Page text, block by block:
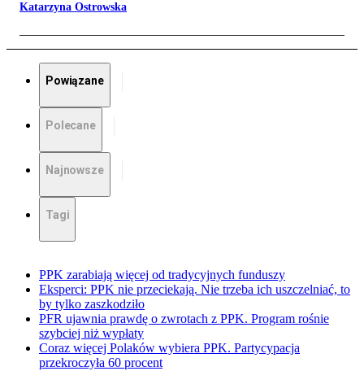
Katarzyna Ostrowska
Powiązane
Polecane
Najnowsze
Tagi
PPK zarabiają więcej od tradycyjnych funduszy
Eksperci: PPK nie przeciekają. Nie trzeba ich uszczelniać, to
by tylko zaszkodziło
PFR ujawnia prawdę o zwrotach z PPK. Program rośnie
szybciej niż wypłaty
Coraz więcej Polaków wybiera PPK. Partycypacja
przekroczyła 60 procent